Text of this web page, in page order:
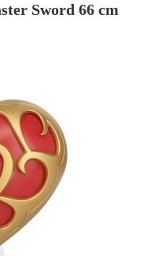
Sword 66 cm